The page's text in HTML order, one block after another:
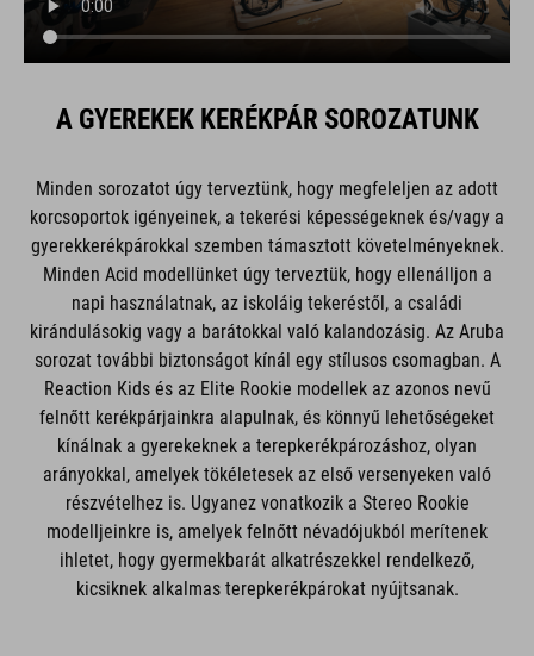
A GYEREKEK KERÉKPÁR SOROZATUNK
Minden sorozatot úgy terveztünk, hogy megfeleljen az adott
korcsoportok igényeinek, a tekerési képességeknek és/vagy a
gyerekkerékpárokkal szemben támasztott követelményeknek.
Minden Acid modellünket úgy terveztük, hogy ellenálljon a
napi használatnak, az iskoláig tekeréstől, a családi
kirándulásokig vagy a barátokkal való kalandozásig. Az Aruba
sorozat további biztonságot kínál egy stílusos csomagban. A
Reaction Kids és az Elite Rookie modellek az azonos nevű
felnőtt kerékpárjainkra alapulnak, és könnyű lehetőségeket
kínálnak a gyerekeknek a terepkerékpározáshoz, olyan
arányokkal, amelyek tökéletesek az első versenyeken való
részvételhez is. Ugyanez vonatkozik a Stereo Rookie
modelljeinkre is, amelyek felnőtt névadójukból merítenek
ihletet, hogy gyermekbarát alkatrészekkel rendelkező,
kicsiknek alkalmas terepkerékpárokat nyújtsanak.